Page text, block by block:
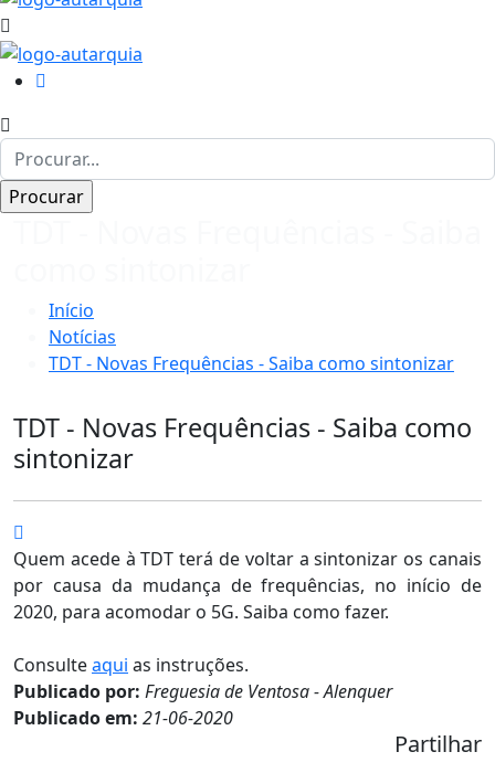
Início
Notícias
TDT - Novas Frequências - Saiba como sintonizar
TDT - Novas Frequências - Saiba como
sintonizar
Quem acede à TDT terá de voltar a sintonizar os canais
por causa da mudança de frequências, no início de
2020, para acomodar o 5G. Saiba como fazer.
Consulteaqui as instruções.
Publicado por: Freguesia de Ventosa - Alenquer
Publicado em: 21-06-2020
Partilhar